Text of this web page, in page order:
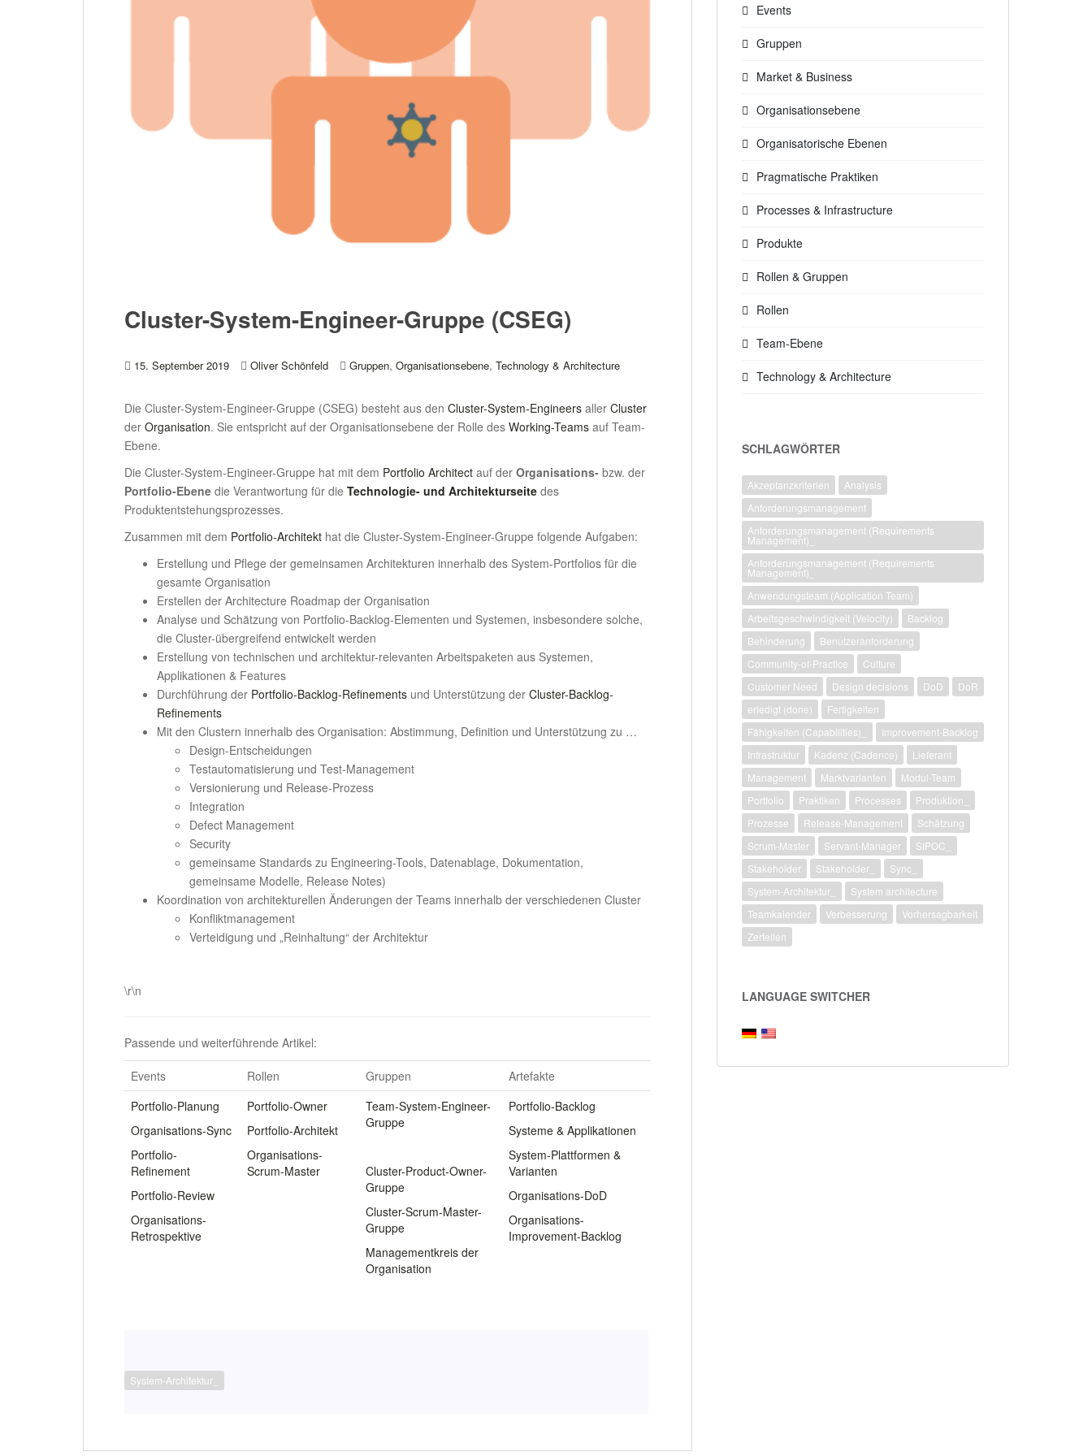
Cluster-System-Engineer-Gruppe (CSEG)
15. September 2019 Oliver Schönfeld Gruppen, Organisationsebene, Technology & Architecture
Die Cluster-System-Engineer-Gruppe (CSEG) besteht aus den Cluster-System-Engineers aller Cluster
der Organisation. Sie entspricht auf der Organisationsebene der Rolle des Working-Teams auf Team-
Ebene.
Die Cluster-System-Engineer-Gruppe hat mit dem Portfolio Architect auf der Organisations- bzw. der
Portfolio-Ebene die Verantwortung für die Technologie- und Architekturseite des
Produktentstehungsprozesses.
Zusammen mit dem Portfolio-Architekt hat die Cluster-System-Engineer-Gruppe folgende Aufgaben:
Erstellung und Pflege der gemeinsamen Architekturen innerhalb des System-Portfolios für die
gesamte Organisation
Erstellen der Architecture Roadmap der Organisation
Analyse und Schätzung von Portfolio-Backlog-Elementen und Systemen, insbesondere solche,
die Cluster-übergreifend entwickelt werden
Erstellung von technischen und architektur-relevanten Arbeitspaketen aus Systemen,
Applikationen & Features
Durchführung der Portfolio-Backlog-Refinements und Unterstützung der Cluster-Backlog-
Refinements
Mit den Clustern innerhalb des Organisation: Abstimmung, Definition und Unterstützung zu …
Design-Entscheidungen
Testautomatisierung und Test-Management
Versionierung und Release-Prozess
Integration
Defect Management
Security
gemeinsame Standards zu Engineering-Tools, Datenablage, Dokumentation,
gemeinsame Modelle, Release Notes)
Koordination von architekturellen Änderungen der Teams innerhalb der verschiedenen Cluster
Konfliktmanagement
Verteidigung und „Reinhaltung“ der Architektur
\r\n
Passende und weiterführende Artikel:
Events Rollen Gruppen
Artefakte
Portfolio-Planung
Organisations-Sync
Portfolio-
Refinement
Portfolio-Review
Organisations-
Retrospektive
Portfolio-Owner
Portfolio-Architekt
Organisations-
Scrum-Master
Team-System-Engineer-
Gruppe
Cluster-Product-Owner-
Gruppe
Cluster-Scrum-Master-
Gruppe
Managementkreis der
Organisation
Portfolio-Backlog
Systeme & Applikationen
System-Plattformen &
Varianten
Organisations-DoD
Organisations-
Improvement-Backlog
System-Architektur_
Events
Gruppen
Market & Business
Organisationsebene
Organisatorische Ebenen
Pragmatische Praktiken
Processes & Infrastructure
Produkte
Rollen & Gruppen
Rollen
Team-Ebene
Technology & Architecture
SCHLAGWÖRTER
Akzeptanzkriterien
Analysis
Anforderungsmanagement
Anforderungsmanagement (Requirements
Management)_
Anforderungsmanagement (Requirements
Management)_
Anwendungsteam (Application Team)
Arbeitsgeschwindigkeit (Velocity)
Backlog
Behinderung
Benutzeranforderung
Community-of-Practice
Culture
Customer Need
Design decisions DoD
DoR
erledigt (done)
Fertigkeiten
Fähigkeiten (Capabilities)_
Improvement-Backlog
Infrastruktur
Kadenz (Cadence)
Lieferant
Management
Marktvarianten
Modul-Team
Portfolio
Praktiken Processes
Produktion_
Prozesse
Release-Management
Schätzung
Scrum-Master
Servant-Manager
SIPOC_
Stakeholder
Stakeholder_
Sync_
System-Architektur_
System architecture
Teamkalender
Verbesserung
Vorhersagbarkeit
Zerteilen
LANGUAGE SWITCHER